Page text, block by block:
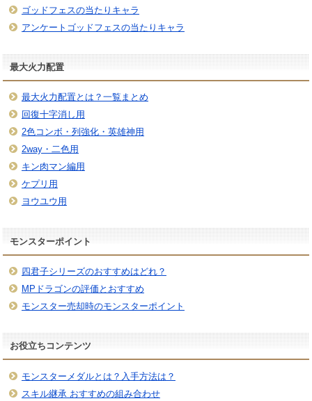
ゴッドフェスの当たりキャラ
アンケートゴッドフェスの当たりキャラ
最大火力配置
最大火力配置とは？一覧まとめ
回復十字消し用
2色コンボ・列強化・英雄神用
2way・二色用
キン肉マン編用
ケプリ用
ヨウユウ用
モンスターポイント
四君子シリーズのおすすめはどれ？
MPドラゴンの評価とおすすめ
モンスター売却時のモンスターポイント
お役立ちコンテンツ
モンスターメダルとは？入手方法は？
スキル継承 おすすめの組み合わせ